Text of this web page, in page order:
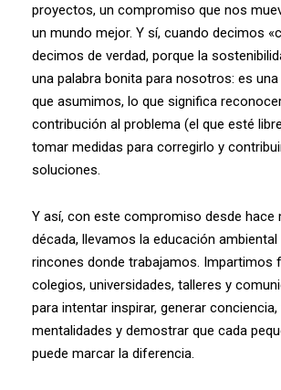
proyectos, un compromiso que nos
un mundo mejor. Y sí, cuando decimos
decimos de verdad, porque la
una palabra bonita para nosotros: es
que asumimos, lo que significa
contribución al problema (el que esté
tomar medidas para corregirlo y
soluciones.
Y así, con este compromiso desde hace
década, llevamos la educación
rincones donde trabajamos. Impartimos
colegios, universidades, talleres y
para intentar inspirar, generar
mentalidades y demostrar que cada
puede marcar la diferencia.